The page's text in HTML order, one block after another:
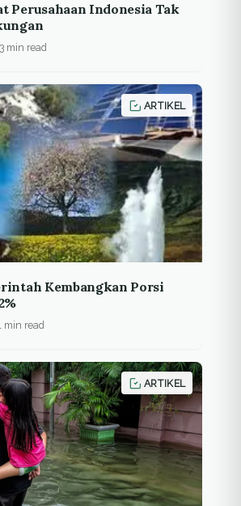
Perusahaan Indonesia Tak
3 min read
ARTIKEL
Kembangkan Porsi
min read
ARTIKEL